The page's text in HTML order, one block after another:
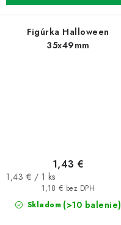
Figúrka Halloween
35x49mm
Skladom (>10 balenie)
1,18 € bez DPH
1,43 €
Jednotková
1,43 € / 1 ks